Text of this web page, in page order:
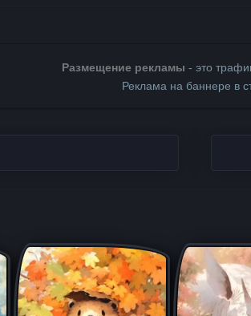
Размещение рекламы - это
Реклама на баннере в